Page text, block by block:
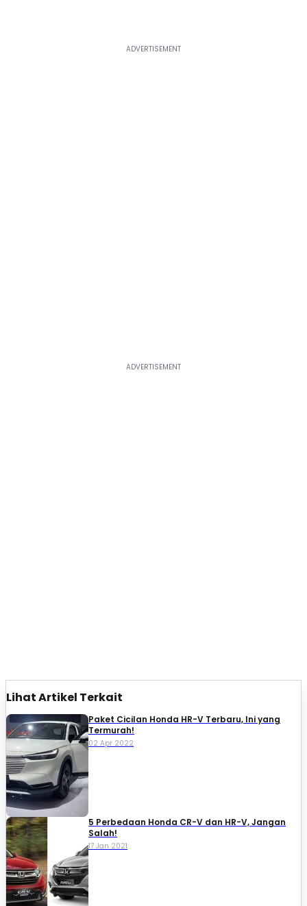
Lihat Artikel Terkait
Paket Cicilan Honda HR-V Terbaru, Ini yang
Termurah!
02 Apr 2022
5 Perbedaan Honda CR-V dan HR-V, Jangan
Salah!
17 Jan 2021